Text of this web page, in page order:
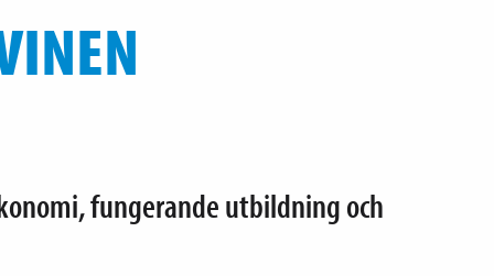
fungerande utbildning och